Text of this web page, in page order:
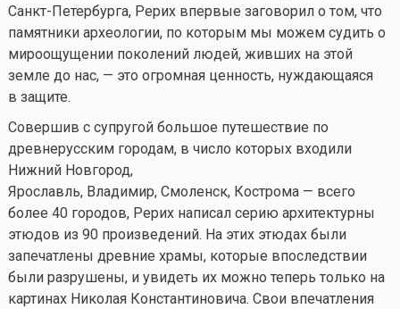
Санкт-Петербурга, Рерих впервые заговорил о том, что
памятники археологии, по которым мы можем судить о
мироощущении поколений людей, живших на этой
земле до нас, — это огромная ценность, нуждающаяся
в защите.
Совершив с супругой большое путешествие по
древнерусским городам, в число которых входили
Нижний Новгород,
Ярославль, Владимир, Смоленск, Кострома — всего
более 40 городов, Рерих написал серию архитектурны
этюдов из 90 произведений. На этих этюдах были
запечатлены древние храмы, которые впоследствии
были разрушены, и увидеть их можно теперь только на
картинах Николая Константиновича. Свои впечатления